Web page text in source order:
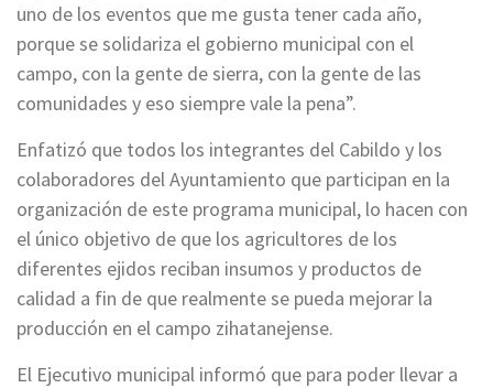
uno de los eventos que me gusta tener cada año,
porque se solidariza el gobierno municipal con el
campo, con la gente de sierra, con la gente de las
comunidades y eso siempre vale la pena”.
Enfatizó que todos los integrantes del Cabildo y los
colaboradores del Ayuntamiento que participan en la
organización de este programa municipal, lo hacen con
el único objetivo de que los agricultores de los
diferentes ejidos reciban insumos y productos de
calidad a fin de que realmente se pueda mejorar la
producción en el campo zihatanejense.
El Ejecutivo municipal informó que para poder llevar a